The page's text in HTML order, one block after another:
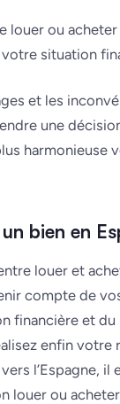
louer ou
situation
et les
une
harmonieuse
bien en
louer et
compte de
financière et
enfin votre
l’Espagne,
louer ou